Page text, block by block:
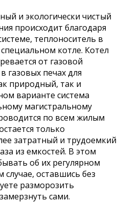
и экологически чистый
происходит благодаря
теплоноситель в
котле. Котел
от газовой
газовых печах для
природный, так и
варианте система
магистральному
по всем жилым
только
затратный и трудоемкий
из емкостей. В этом
об их регулярном
оставшись без
разморозить
сами.